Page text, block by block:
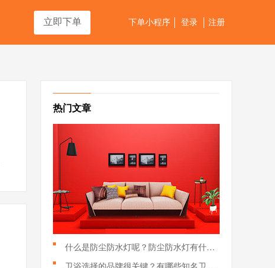
立即下单 下单小程序 登录 注册
热门文章
什么是防尘防水灯呢？防尘防水灯有什么特点？